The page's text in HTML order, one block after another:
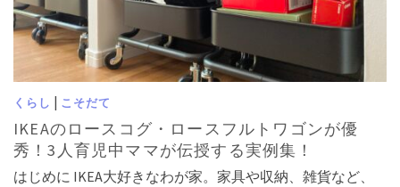
くらし | こそだて
IKEAのロースコグ・ロースフルトワゴンが優
秀！3人育児中ママが伝授する実例集！
はじめに IKEA大好きなわが家。家具や収納、雑貨など、